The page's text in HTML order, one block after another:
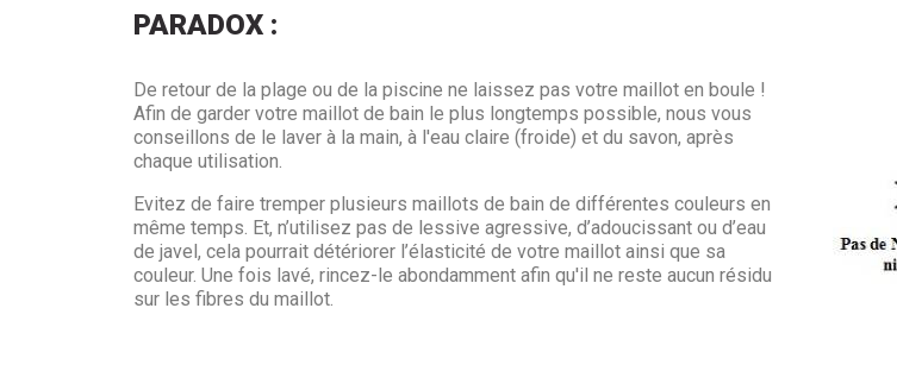
PARADOX :
De retour de la plage ou de la piscine ne laissez pas votre maillot en boule !
Afin de garder votre maillot de bain le plus longtemps possible, nous vous
conseillons de le laver à la main, à l'eau claire (froide) et du savon, après
chaque utilisation.
Evitez de faire tremper plusieurs maillots de bain de différentes couleurs en
même temps. Et, n’utilisez pas de lessive agressive, d’adoucissant ou d’eau
de javel, cela pourrait détériorer l’élasticité de votre maillot ainsi que sa
couleur. Une fois lavé, rincez-le abondamment afin qu'il ne reste aucun résidu
sur les fibres du maillot.